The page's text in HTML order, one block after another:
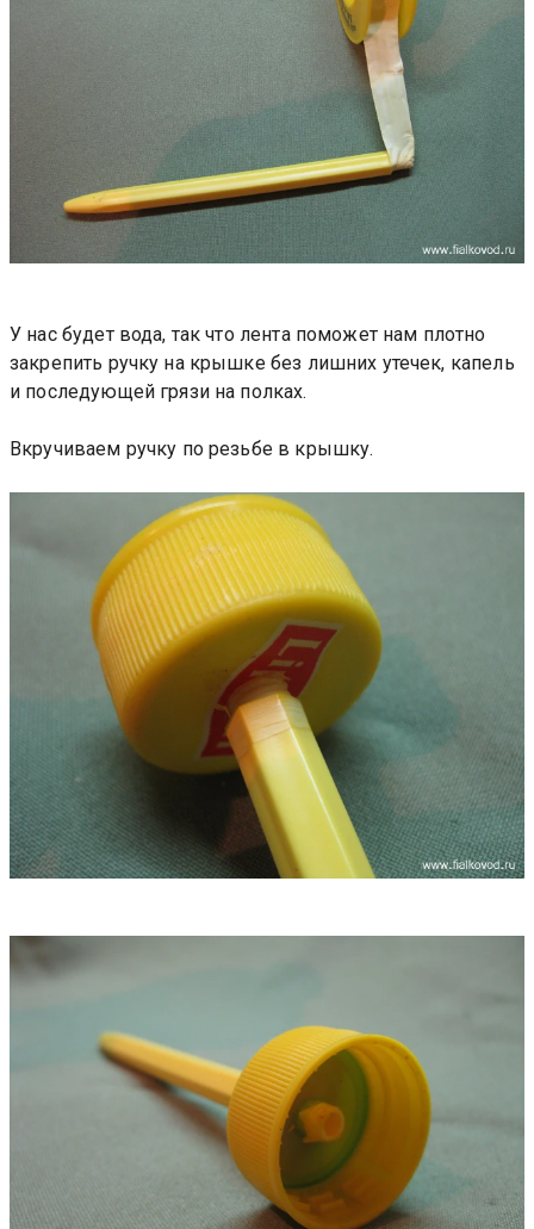
У нас будет вода, так что лента поможет нам плотно
закрепить ручку на крышке без лишних утечек, капель
и последующей грязи на полках.
Вкручиваем ручку по резьбе в крышку.